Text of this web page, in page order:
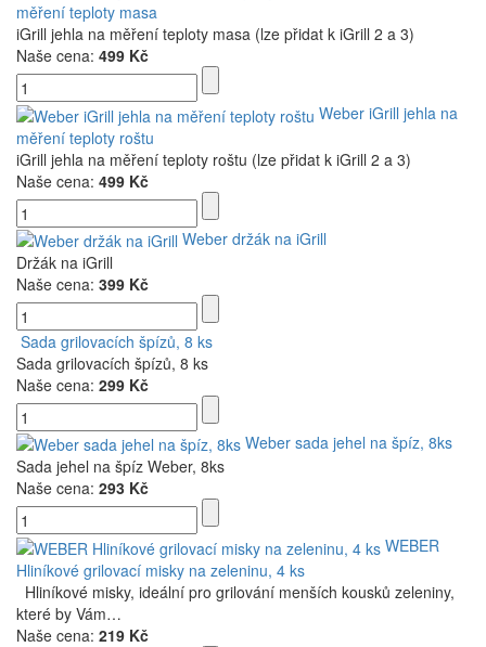
měření teploty masa
iGrill jehla na měření teploty masa (lze přidat k iGrill 2 a 3)
Naše cena: 499 Kč
Weber iGrill jehla na
měření teploty roštu
iGrill jehla na měření teploty roštu (lze přidat k iGrill 2 a 3)
Naše cena: 499 Kč
Weber držák na iGrill
Držák na iGrill
Naše cena: 399 Kč
Sada grilovacích špízů, 8 ks
Sada grilovacích špízů, 8 ks
Naše cena: 299 Kč
Weber sada jehel na špíz, 8ks
Sada jehel na špíz Weber, 8ks
Naše cena: 293 Kč
WEBER
Hliníkové grilovací misky na zeleninu, 4 ks
Hliníkové misky, ideální pro grilování menších kousků zeleniny,
které by Vám…
Naše cena: 219 Kč